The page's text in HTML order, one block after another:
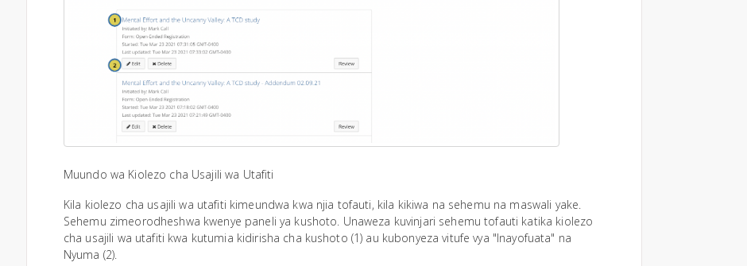
Muundo wa Kiolezo cha Usajili wa Utafiti
Kila kiolezo cha usajili wa utafiti kimeundwa kwa njia tofauti, kila kikiwa na sehemu na maswali yake.
Sehemu zimeorodheshwa kwenye paneli ya kushoto. Unaweza kuvinjari sehemu tofauti katika kiolezo
cha usajili wa utafiti kwa kutumia kidirisha cha kushoto (1) au kubonyeza vitufe vya "Inayofuata" na
Nyuma (2).